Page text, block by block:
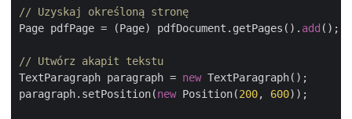
// Uzyskaj określoną stronę
Page pdfPage = (Page) pdfDocument.getPages(). add ();
// Utwórz akapit tekstu
TextParagraph paragraph = new TextParagraph();
paragraph.setPosition(new Position(200, 600));